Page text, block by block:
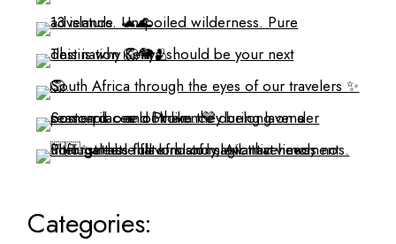
Categories: